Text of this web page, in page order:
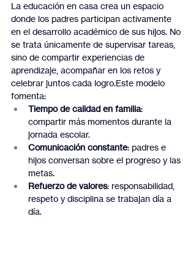
La educación en casa crea un espacio
donde los padres participan activamente
en el desarrollo académico de sus hijos. No
se trata únicamente de supervisar tareas,
sino de compartir experiencias de
aprendizaje, acompañar en los retos y
celebrar juntos cada logro.Este modelo
fomenta:
Tiempo de calidad en familia:
compartir más momentos durante la
jornada escolar.
Comunicación constante: padres e
hijos conversan sobre el progreso y las
metas.
Refuerzo de valores: responsabilidad,
respeto y disciplina se trabajan día a
día.